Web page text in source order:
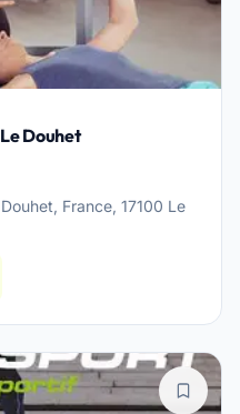
Douhet
France, 17100 Le